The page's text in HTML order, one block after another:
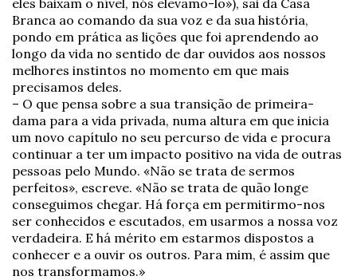
eles baixam o nível, nós elevamo-lo»), sai da Casa
Branca ao comando da sua voz e da sua história,
pondo em prática as lições que foi aprendendo ao
longo da vida no sentido de dar ouvidos aos nossos
melhores instintos no momento em que mais
precisamos deles.
– O que pensa sobre a sua transição de primeira-
dama para a vida privada, numa altura em que inicia
um novo capítulo no seu percurso de vida e procura
continuar a ter um impacto positivo na vida de outras
pessoas pelo Mundo. «Não se trata de sermos
perfeitos», escreve. «Não se trata de quão longe
conseguimos chegar. Há força em permitirmo-nos
ser conhecidos e escutados, em usarmos a nossa voz
verdadeira. E há mérito em estarmos dispostos a
conhecer e a ouvir os outros. Para mim, é assim que
nos transformamos.»